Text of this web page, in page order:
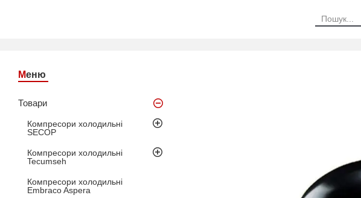
Товари
Компресори холодильні
SECOP
Компресори холодильні
Tecumseh
Компресори холодильні
Embraco Aspera